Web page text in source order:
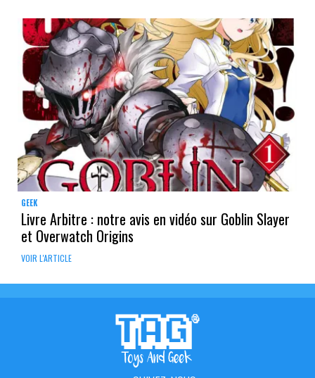
GEEK
Livre Arbitre : notre avis en vidéo sur Goblin Slayer
et Overwatch Origins
VOIR L'ARTICLE